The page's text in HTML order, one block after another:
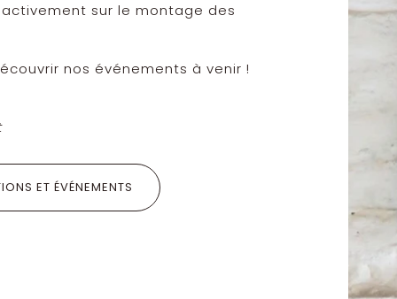
sur le montage des
nos événements à venir !
ET ÉVÉNEMENTS